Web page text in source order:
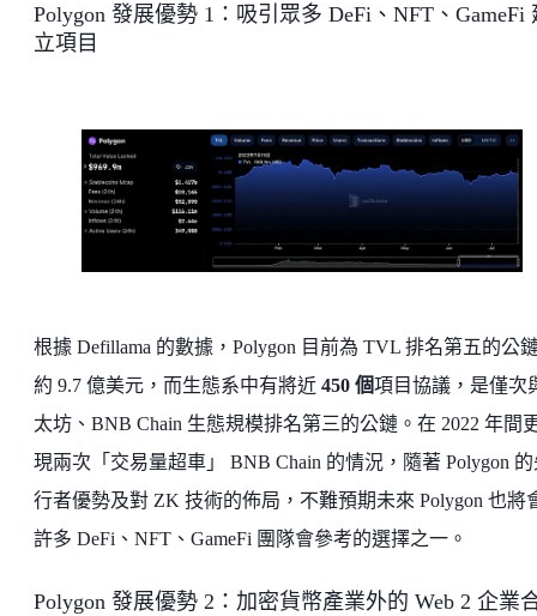
Polygon 發展優勢 1：吸引眾多 DeFi、NFT、GameFi
立項目
根據 Defillama 的數據，Polygon 目前為 TVL 排名第五的公
約 9.7 億美元，而生態系中有將近 450 個項目協議，是僅次
太坊、BNB Chain 生態規模排名第三的公鏈。在 2022 年間
現兩次「交易量超車」 BNB Chain 的情況，隨著 Polygon
行者優勢及對 ZK 技術的佈局，不難預期未來 Polygon 也將
許多 DeFi、NFT、GameFi 團隊會參考的選擇之一。
Polygon 發展優勢 2：加密貨幣產業外的 Web 2 企業